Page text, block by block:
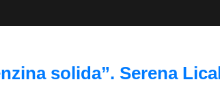
solida”. Serena